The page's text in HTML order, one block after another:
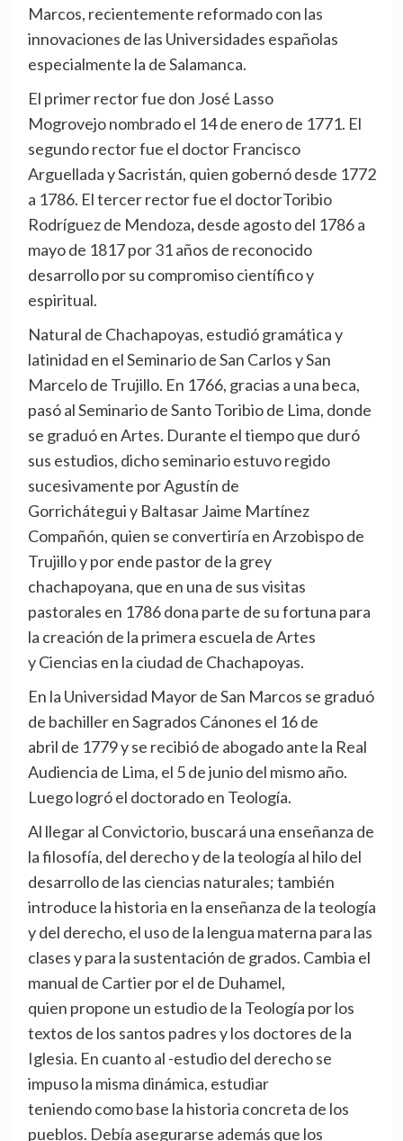
Marcos, recientemente reformado con las
innovaciones de las Universidades españolas
especialmente la de Salamanca.
El primer rector fue don José Lasso
Mogrovejo nombrado el 14 de enero de 1771. El
segundo rector fue el doctor Francisco
Arguellada y Sacristán, quien gobernó desde 1772
a 1786. El tercer rector fue el doctorToribio
Rodríguez de Mendoza,desde agosto del 1786 a
mayo de 1817 por 31 años de reconocido
desarrollo por su compromiso científico y
espiritual.
Natural de Chachapoyas, estudió gramática y
latinidad en el Seminario de San Carlos y San
Marcelo de Trujillo. En 1766, gracias a una beca,
pasó al Seminario de Santo Toribio de Lima, donde
se graduó en Artes. Durante el tiempo que duró
sus estudios, dicho seminario estuvo regido
sucesivamente por Agustín de
Gorrichátegui y Baltasar Jaime Martínez
Compañón, quien se convertiría en Arzobispo de
Trujillo y por ende pastor de la grey
chachapoyana, que en una de sus visitas
pastorales en 1786 dona parte de su fortuna para
la creación de la primera escuela de Artes
y Ciencias en la ciudad de Chachapoyas.
En la Universidad Mayor de San Marcos se graduó
de bachiller en Sagrados Cánones el 16 de
abril de 1779 y se recibió de abogado ante la Real
Audiencia de Lima, el 5 de junio del mismo año.
Luego logró el doctorado en Teología.
Al llegar al Convictorio, buscará una enseñanza de
la filosofía, del derecho y de la teología al hilo del
desarrollo de las ciencias naturales; también
introduce la historia en la enseñanza de la teología
y del derecho, el uso de la lengua materna para las
clases y para la sustentación de grados. Cambia el
manual de Cartier por el de Duhamel,
quien propone un estudio de la Teología por los
textos de los santos padres y los doctores de la
Iglesia. En cuanto al -estudio del derecho se
impuso la misma dinámica, estudiar
teniendo como base la historia concreta de los
pueblos. Debía asegurarse además que los